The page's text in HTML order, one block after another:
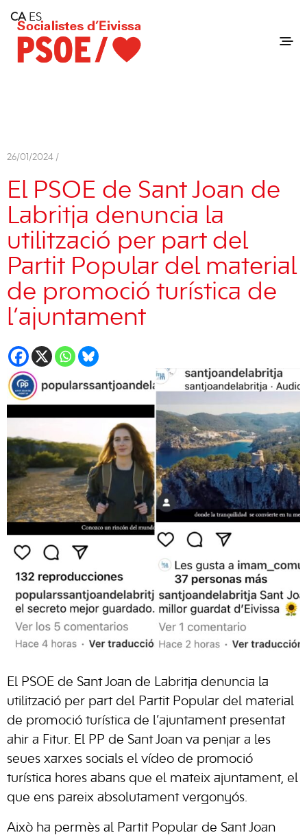
Consell Insular d'Eivissa
Services
Contact
26/01/2024 /
El PSOE de Sant Joan de
Labritja denuncia la
utilització per part del
Partit Popular del material
de promoció turística de
l’ajuntament
El PSOE de Sant Joan de Labritja denuncia la
utilització per part del Partit Popular del material
de promoció turística de l’ajuntament presentat
ahir a Fitur. El PP de Sant Joan va penjar a les
seues xarxes socials el vídeo de promoció
turística hores abans que el mateix ajuntament, el
que ens pareix absolutament vergonyós.
Això ha permès al Partit Popular de Sant Joan
CA ES